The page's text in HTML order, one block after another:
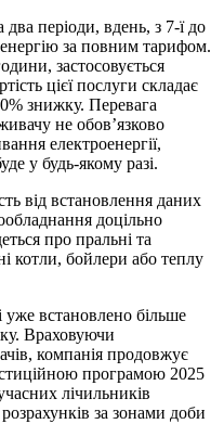
два періоди, вдень, з 7-ї до
за повним тарифом.
застосовується
цієї послуги складає
знижку. Перевага
не обов’язково
електроенергії,
у будь-якому разі.
від встановлення даних
доцільно
про пральні та
котли, бойлери або теплу
уже встановлено більше
Враховуючи
компанія продовжує
програмою 2025
лічильників
за зонами доби